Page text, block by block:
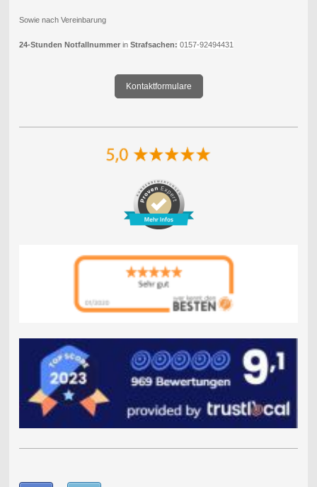
Sowie nach Vereinbarung
24-Stunden Notfallnummer in Strafsachen: 0157-92494431
Kontaktformulare